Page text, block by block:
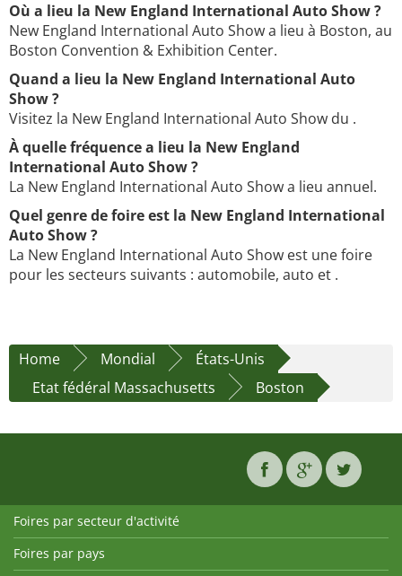
Où a lieu la New England International Auto Show ?
New England International Auto Show a lieu à Boston, au
Boston Convention & Exhibition Center.
Quand a lieu la New England International Auto
Show ?
Visitez la New England International Auto Show du .
À quelle fréquence a lieu la New England
International Auto Show ?
La New England International Auto Show a lieu annuel.
Quel genre de foire est la New England International
Auto Show ?
La New England International Auto Show est une foire
pour les secteurs suivants : automobile, auto et .
Home Mondial
États-Unis
Etat fédéral Massachusetts
Boston
Foires par secteur d'activité
Foires par pays